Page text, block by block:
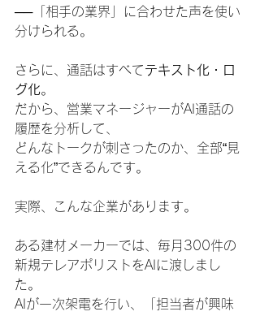
──「相手の業界」に合わせた声を使い
分けられる。
さらに、通話はすべてテキスト化・ロ
グ化。
だから、営業マネージャーがAI通話の
履歴を分析して、
どんなトークが刺さったのか、全部“見
える化”できるんです。
実際、こんな企業があります。
ある建材メーカーでは、毎月300件の
新規テレアポリストをAIに渡しまし
た。
AIが一次架電を行い、「担当者が興味